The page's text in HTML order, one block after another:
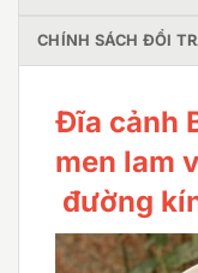
CHÍNH SÁCH ĐỔI
Đĩa cảnh
men lam
đường